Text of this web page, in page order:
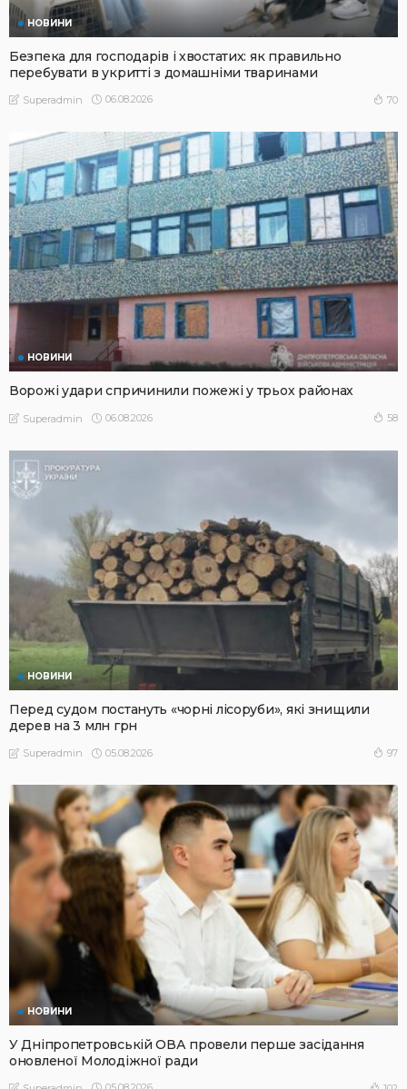
НОВИНИ
Безпека для господарів і хвостатих: як правильно
перебувати в укритті з домашніми тваринами
Superadmin 06.08.2026 70
НОВИНИ
Ворожі удари спричинили пожежі у трьох районах
Superadmin 06.08.2026 58
НОВИНИ
Перед судом постануть «чорні лісоруби», які знищили
дерев на 3 млн грн
Superadmin 05.08.2026 97
НОВИНИ
У Дніпропетровській ОВА провели перше засідання
оновленої Молодіжної ради